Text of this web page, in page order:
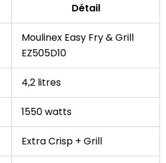
Détail
Moulinex Easy Fry & Grill
EZ505D10
4,2 litres
1550 watts
Extra Crisp + Grill